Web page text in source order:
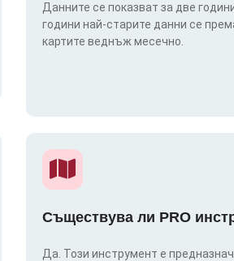
Данните се показват за две
години най-старите данни се
картите веднъж месечно.
Съществува ли PRO
Да. Този инструмент е